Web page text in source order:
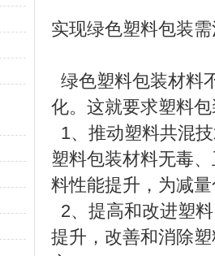
实现绿色塑料包装
绿色塑料包装材料
化。这就要求塑料
1、推动塑料共混
塑料包装材料无毒
料性能提升，为减
2、提高和改进塑
提升，改善和消除